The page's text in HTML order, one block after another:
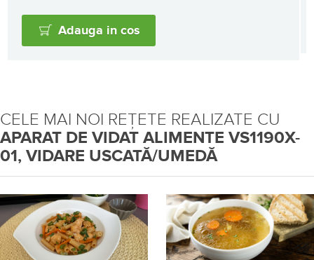
Adauga in cos
CELE MAI NOI REȚETE REALIZATE CU
APARAT DE VIDAT ALIMENTE VS1190X-
01, VIDARE USCATĂ/UMEDĂ